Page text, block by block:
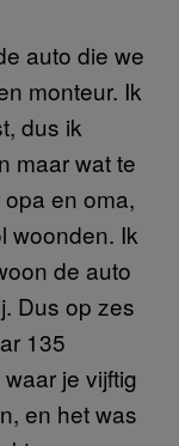
auto die we
monteur. Ik
dus ik
maar wat te
en oma,
woonden. Ik
de auto
Dus op zes
135
je vijftig
en het was